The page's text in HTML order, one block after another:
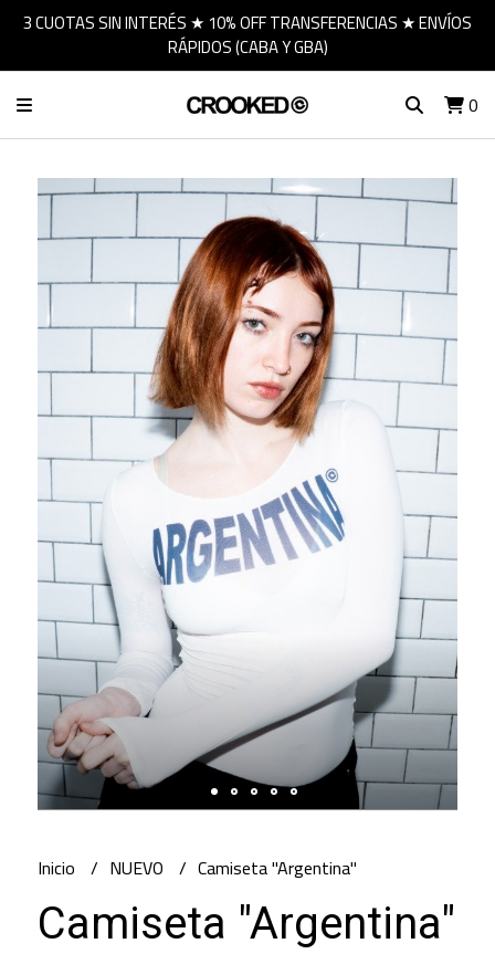
3 CUOTAS SIN INTERÉS ★ 10% OFF TRANSFERENCIAS ★ ENVÍOS
RÁPIDOS (CABA Y GBA)
0
Inicio NUEVO Camiseta "Argentina"
Camiseta "Argentina"